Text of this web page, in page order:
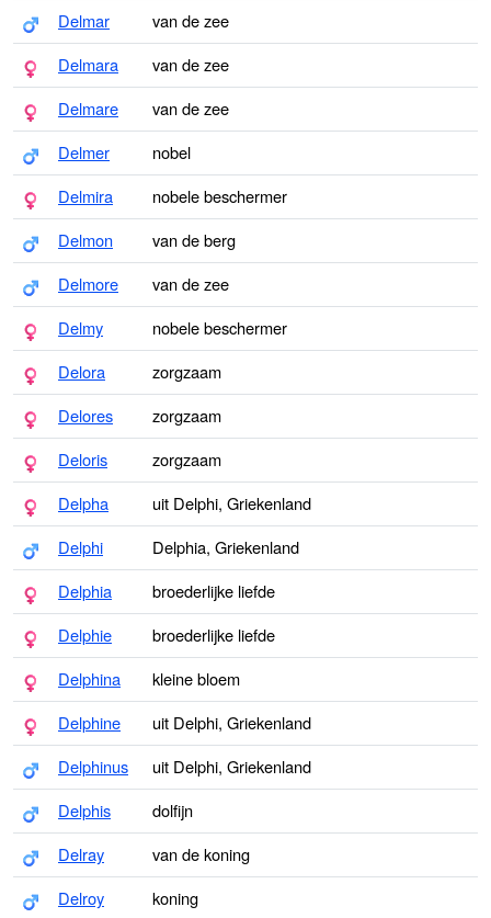
Delmar
van de zee
Delmara
van de zee
Delmare
van de zee
Delmer
nobel
Delmira
nobele beschermer
Delmon
van de berg
Delmore
van de zee
Delmy
nobele beschermer
Delora
zorgzaam
Delores
zorgzaam
Deloris
zorgzaam
Delpha
uit Delphi, Griekenland
Delphi
Delphia, Griekenland
Delphia
broederlijke liefde
Delphie
broederlijke liefde
Delphina
kleine bloem
Delphine
uit Delphi, Griekenland
Delphinus
uit Delphi, Griekenland
Delphis
dolfijn
Delray
van de koning
Delroy
koning